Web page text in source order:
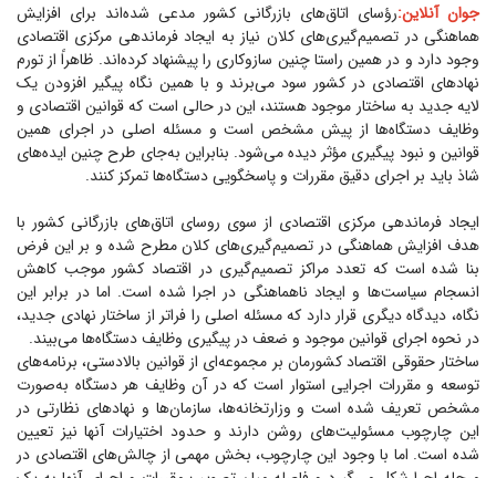
جوان آنلاین:‌رؤسای اتاق‌های بازرگانی کشور مدعی شده‌اند برای افزایش
هماهنگی در تصمیم‌گیری‌های کلان نیاز به ایجاد فرماندهی مرکزی اقتصادی
وجود دارد و در همین راستا چنین سازوکاری را پیشنهاد کرده‌اند. ظاهراً از تورم
نهاد‌های اقتصادی در کشور سود می‌برند و با همین نگاه پیگیر افزودن یک
لایه جدید به ساختار موجود هستند، این در حالی است که قوانین اقتصادی و
وظایف دستگاه‌ها از پیش مشخص است و مسئله اصلی در اجرای همین
قوانین و نبود پیگیری مؤثر دیده می‌شود. بنابراین به‌جای طرح چنین ایده‌های
شاذ باید بر اجرای دقیق مقررات و پاسخگویی دستگاه‌ها تمرکز کنند.
ایجاد فرماندهی مرکزی اقتصادی از سوی روسای اتاق‌های بازرگانی کشور با
هدف افزایش هماهنگی در تصمیم‌گیری‌های کلان مطرح شده و بر این فرض
بنا شده است که تعدد مراکز تصمیم‌گیری در اقتصاد کشور موجب کاهش
انسجام سیاست‌ها و ایجاد ناهماهنگی در اجرا شده است. اما در برابر این
نگاه، دیدگاه دیگری قرار دارد که مسئله اصلی را فراتر از ساختار نهادی جدید،
در نحوه اجرای قوانین موجود و ضعف در پیگیری وظایف دستگاه‌ها می‌بیند.
ساختار حقوقی اقتصاد کشورمان بر مجموعه‌ای از قوانین بالادستی، برنامه‌های
توسعه و مقررات اجرایی استوار است که در آن وظایف هر دستگاه به‌صورت
مشخص تعریف شده است و وزارتخانه‌ها، سازمان‌ها و نهاد‌های نظارتی در
این چارچوب مسئولیت‌های روشن دارند و حدود اختیارات آنها نیز تعیین
شده است. اما با وجود این چارچوب، بخش مهمی از چالش‌های اقتصادی در